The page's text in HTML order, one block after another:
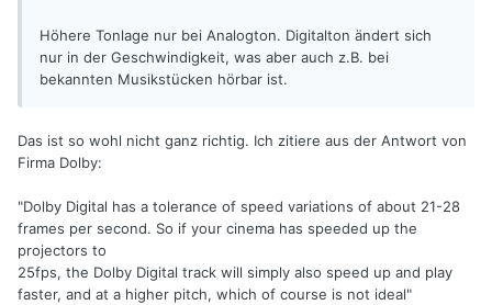
Höhere Tonlage nur bei Analogton. Digitalton ändert sich
nur in der Geschwindigkeit, was aber auch z.B. bei
bekannten Musikstücken hörbar ist.
Das ist so wohl nicht ganz richtig. Ich zitiere aus der Antwort von
Firma Dolby:
"Dolby Digital has a tolerance of speed variations of about 21-28
frames per second. So if your cinema has speeded up the
projectors to
25fps, the Dolby Digital track will simply also speed up and play
faster, and at a higher pitch, which of course is not ideal"